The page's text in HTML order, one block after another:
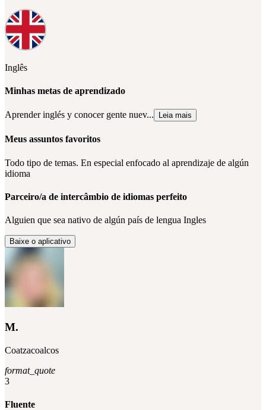
Inglês
Minhas metas de aprendizado
Aprender inglés y conocer gente nuev... Leia mais
Meus assuntos favoritos
Todo tipo de temas. En especial enfocado al aprendizaje de algún
idioma
Parceiro/a de intercâmbio de idiomas perfeito
Alguien que sea nativo de algún país de lengua Ingles
Baixe o aplicativo
M.
Coatzacoalcos
format_quote
3
Fluente